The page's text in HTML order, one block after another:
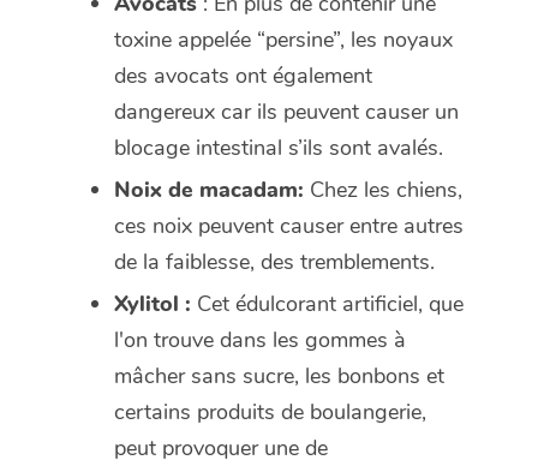
toxine appelée “persine”, les noyaux
des avocats ont également
dangereux car ils peuvent causer un
blocage intestinal s’ils sont avalés.
Noix de macadam: Chez les chiens,
ces noix peuvent causer entre autres
de la faiblesse, des tremblements.
Xylitol : Cet édulcorant artificiel, que
l'on trouve dans les gommes à
mâcher sans sucre, les bonbons et
certains produits de boulangerie,
peut provoquer une de